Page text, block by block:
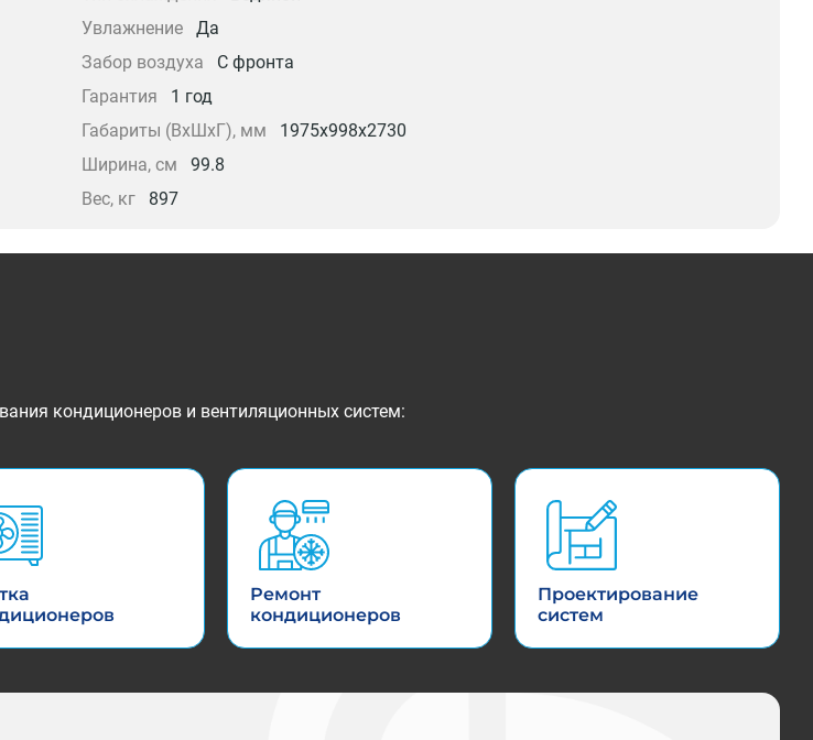
Увлажнение
Да
Забор воздуха
С фронта
Гарантия
1 год
Габариты (ВхШхГ), мм
1975x998x2730
Ширина, см
99.8
Вес, кг 897
кондиционеров и вентиляционных систем:
Ремонт
кондиционеров
Проектирование
систем